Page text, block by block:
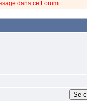
dans ce Forum